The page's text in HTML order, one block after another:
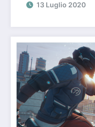
13 Luglio 2020